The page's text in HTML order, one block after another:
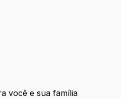
você e sua família